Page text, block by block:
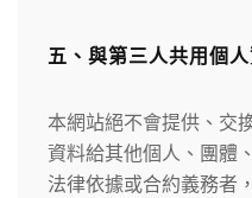
五、與第三人共用個
本網站絕不會提供、交
資料給其他個人、團體
法律依據或合約義務者